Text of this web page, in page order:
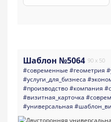
Шаблон №5064 90 x 50
#современные #геометрия
#услуги_для_бизнеса
#производство#компания
#визитная_карточка
#универсальная